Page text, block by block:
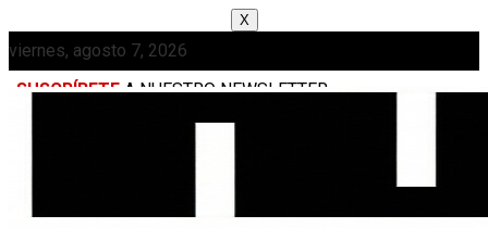
X
viernes, agosto 7, 2026
SUSCRÍBETE A NUESTRO NEWSLETTER